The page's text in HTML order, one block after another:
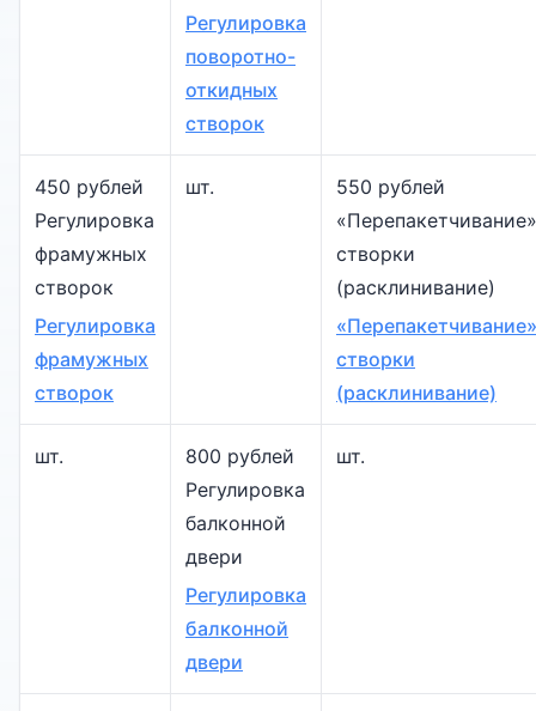
Регулировка
поворотно-
откидных
створок
450 рублей
Регулировка
фрамужных
створок
Регулировка
фрамужных
створок
шт.
550 рублей
«Перепакетчивание»
створки
(расклинивание)
«Перепакетчивание»
створки
(расклинивание)
шт.
800 рублей
Регулировка
балконной
двери
Регулировка
балконной
двери
шт.